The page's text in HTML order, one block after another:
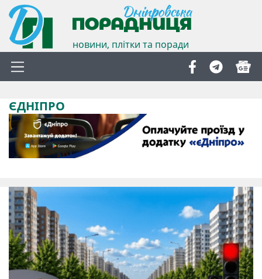
новини, плітки та поради
ЄДНІПРО